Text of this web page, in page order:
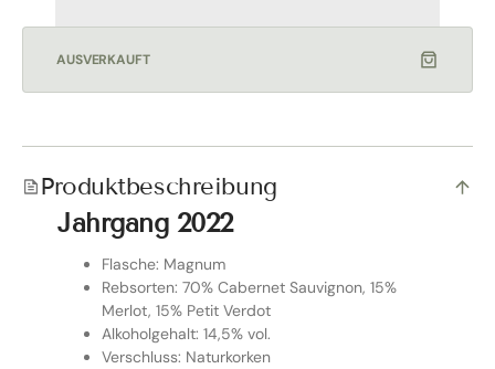
AUSVERKAUFT
Produktbeschreibung
Jahrgang 2022
Flasche: Magnum
Rebsorten: 70% Cabernet Sauvignon, 15%
Merlot, 15% Petit Verdot
Alkoholgehalt: 14,5% vol.
Verschluss: Naturkorken